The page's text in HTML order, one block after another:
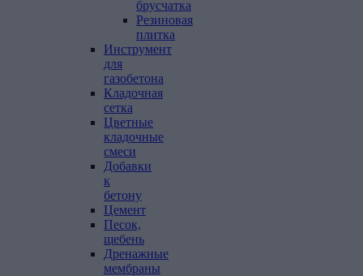
брусчатка
Резиновая
плитка
Инструмент
для
газобетона
Кладочная
сетка
Цветные
кладочные
смеси
Добавки
к
бетону
Цемент
Песок,
щебень
Дренажные
мембраны